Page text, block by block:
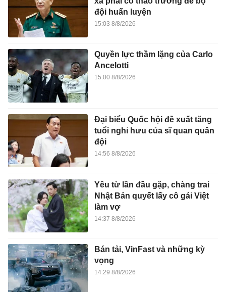
đội huấn luyện
15:03 8/8/2026
Quyền lực thầm lặng của Carlo
Ancelotti
15:00 8/8/2026
Đại biểu Quốc hội đề xuất tăng
tuổi nghỉ hưu của sĩ quan quân
đội
14:56 8/8/2026
Yêu từ lần đầu gặp, chàng trai
Nhật Bản quyết lấy cô gái Việt
làm vợ
14:37 8/8/2026
Bán tải, VinFast và những kỳ
vọng
14:29 8/8/2026